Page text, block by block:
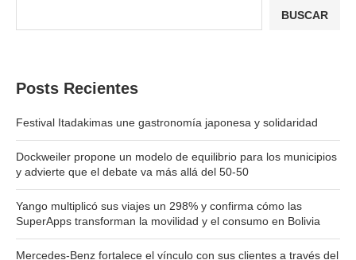
BUSCAR
Posts Recientes
Festival Itadakimas une gastronomía japonesa y solidaridad
Dockweiler propone un modelo de equilibrio para los municipios
y advierte que el debate va más allá del 50-50
Yango multiplicó sus viajes un 298% y confirma cómo las
SuperApps transforman la movilidad y el consumo en Bolivia
Mercedes-Benz fortalece el vínculo con sus clientes a través del